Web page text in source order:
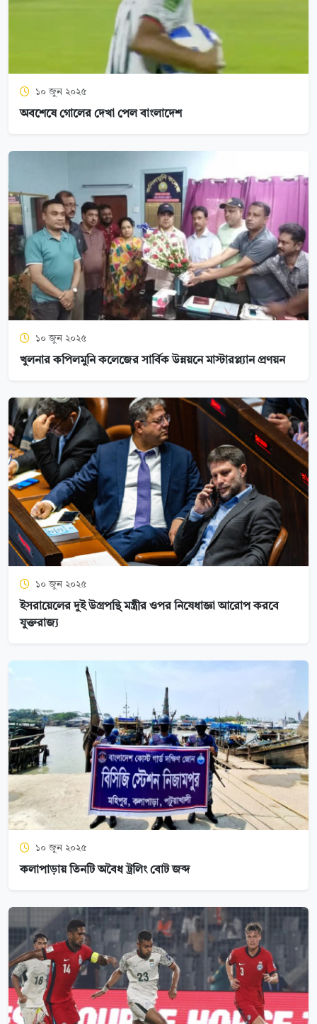
১০ জুন ২০২৫
অবশেষে গোলের দেখা পেল বাংলাদেশ
১০ জুন ২০২৫
খুলনার কপিলমুনি কলেজের সার্বিক উন্নয়নে মাস্টারপ্ল্যান প্রণয়ন
১০ জুন ২০২৫
ইসরায়েলের দুই উগ্রপন্থি মন্ত্রীর ওপর নিষেধাজ্ঞা আরোপ করবে
যুক্তরাজ্য
১০ জুন ২০২৫
কলাপাড়ায় তিনটি অবৈধ ট্রলিং বোট জব্দ